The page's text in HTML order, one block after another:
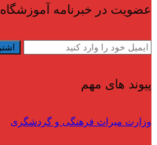
عضویت در خبرنامه آموزشگاه
پیوند های مهم
وزارت میراث فرهنگی و گردشگری